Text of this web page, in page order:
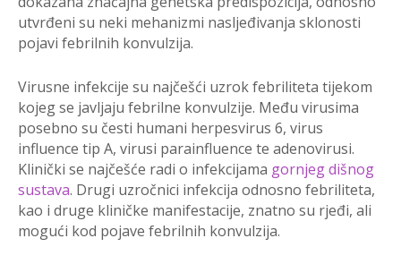
utvrđeni su neki mehanizmi nasljeđivanja sklonosti
pojavi febrilnih konvulzija.
Virusne infekcije su najčešći uzrok febriliteta tijekom
kojeg se javljaju febrilne konvulzije. Među virusima
posebno su česti humani herpesvirus 6, virus
influence tip A, virusi parainfluence te adenovirusi.
Klinički se najčešće radi o infekcijama gornjeg dišnog
sustava. Drugi uzročnici infekcija odnosno febriliteta,
kao i druge kliničke manifestacije, znatno su rjeđi, ali
mogući kod pojave febrilnih konvulzija.